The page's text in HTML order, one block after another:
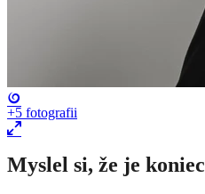
+5 fotografii
Myslel si, že je koniec